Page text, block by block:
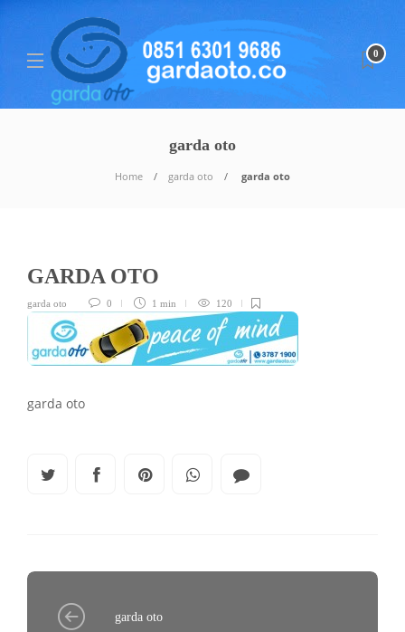
0
garda oto
Home garda oto garda oto
GARDA OTO
garda oto 0 1 min 120
garda oto
garda oto